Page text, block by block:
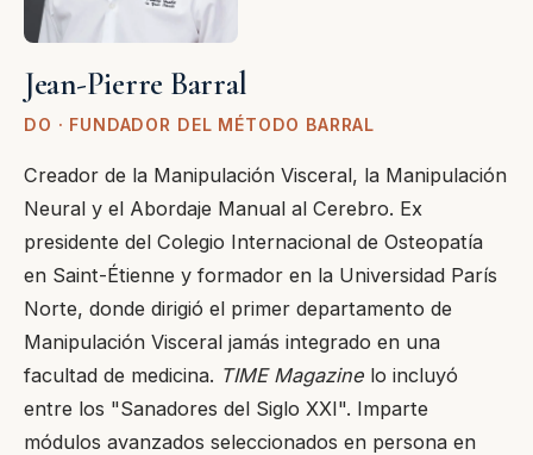
Jean-Pierre Barral
DO · FUNDADOR DEL MÉTODO BARRAL
Creador de la Manipulación Visceral, la Manipulación
Neural y el Abordaje Manual al Cerebro. Ex
presidente del Colegio Internacional de Osteopatía
en Saint-Étienne y formador en la Universidad París
Norte, donde dirigió el primer departamento de
Manipulación Visceral jamás integrado en una
facultad de medicina. TIME Magazine lo incluyó
entre los "Sanadores del Siglo XXI". Imparte
módulos avanzados seleccionados en persona en